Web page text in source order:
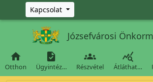
Ugrás a fő tartalomra
Kapcsolat
Józsefvárosi

Otthon

Ügyintéz…

Részvétel

Átláthat…